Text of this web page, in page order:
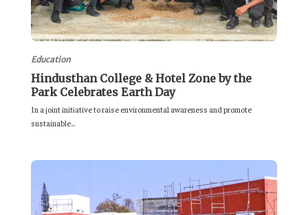
Education
Hindusthan College & Hotel Zone by the
Park Celebrates Earth Day
In a joint initiative to raise environmental awareness and promote
sustainable...